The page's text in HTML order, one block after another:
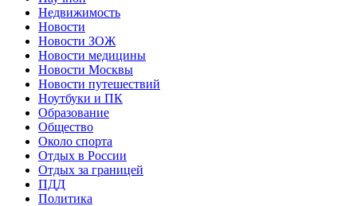
Недвижимость
Новости
Новости ЗОЖ
Новости медицины
Новости Москвы
Новости путешествий
Ноутбуки и ПК
Образование
Общество
Около спорта
Отдых в России
Отдых за границей
ПДД
Политика